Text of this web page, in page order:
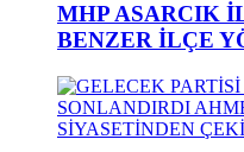
MHP ASARCIK
BENZER İLÇE